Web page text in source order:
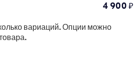
4 900₽
вариаций. Опции можно